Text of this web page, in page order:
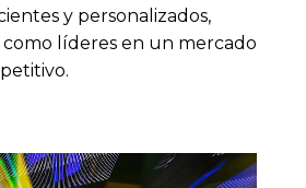
y personalizados,
como líderes en un mercado